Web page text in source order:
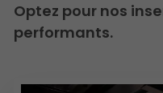
Optez pour nos
performants.